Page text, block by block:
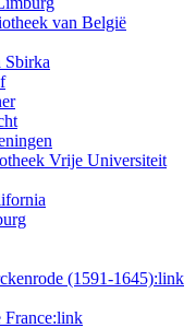
van België
Vrije Universiteit
(1591-1645):link
France:link